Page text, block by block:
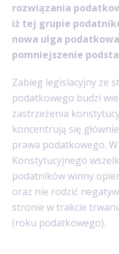
rozwiązania
iż tej grupie
nowa ulga
pomniejszenie
Zabieg legislacyjny ze
podatkowego budzi
zastrzeżenia
koncentrują się
prawa podatkowego.
Konstytucyjnego
podatników winny
oraz nie rodzić
stronie w trakcie
(roku podatkowego).